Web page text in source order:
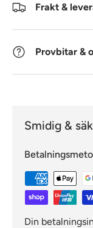
Frakt &
Provbitar &
Smidig &
Din